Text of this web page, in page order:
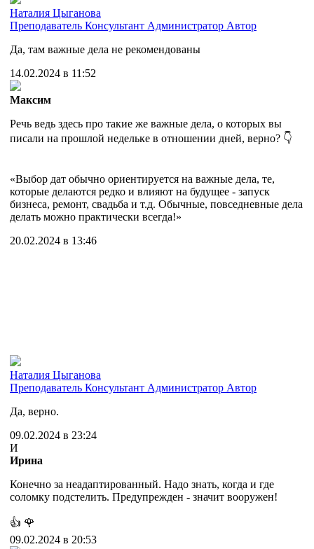
Наталия Цыганова
Преподаватель Консультант Администратор Автор
Да, там важные дела не рекомендованы
14.02.2024 в 11:52
Максим
Речь ведь здесь про такие же важные дела, о которых вы
писали на прошлой недельке в отношении дней, верно? 👇
«Выбор дат обычно ориентируется на важные дела, те,
которые делаются редко и влияют на будущее - запуск
бизнеса, ремонт, свадьба и т.д. Обычные, повседневные дела
делать можно практически всегда!»
20.02.2024 в 13:46
Наталия Цыганова
Преподаватель Консультант Администратор Автор
Да, верно.
09.02.2024 в 23:24
И
Ирина
Конечно за неадаптированный. Надо знать, когда и где
соломку подстелить. Предупрежден - значит вооружен!
👍 🌹
09.02.2024 в 20:53